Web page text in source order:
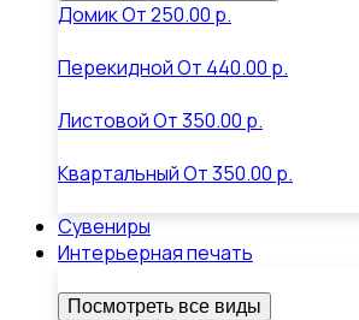
ДомикОт250.00 р.
ПерекиднойОт 440.00 р.
ЛистовойОт350.00 р.
КвартальныйОт350.00 р.
Сувениры
Интерьерная печать
Посмотреть все виды